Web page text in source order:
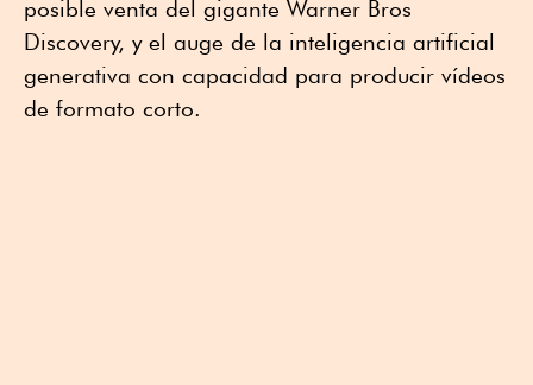
posible venta del gigante Warner Bros
Discovery, y el auge de la inteligencia artificial
generativa con capacidad para producir vídeos
de formato corto.